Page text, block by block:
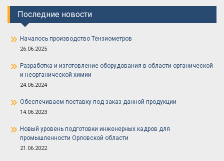
Последние новости
Началось производство Тензиометров
26.06.2025
Разработка и изготовление оборудования в области органической
и неорганической химии
24.06.2024
Обеспечиваем поставку под заказ данной продукции
14.06.2023
Новый уровень подготовки инженерных кадров для
промышленности Орловской области
21.06.2022